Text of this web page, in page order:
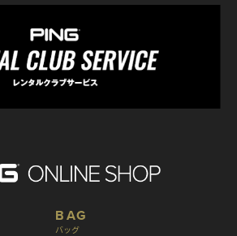
BAG
バッグ